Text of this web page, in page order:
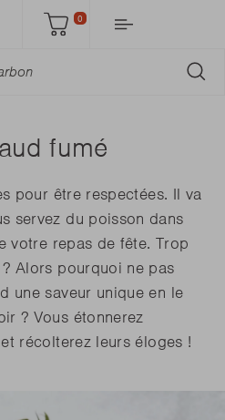
Panier
0
fumé
pour être respectées. Il va
servez du poisson dans
votre repas de fête. Trop
Alors pourquoi ne pas
une saveur unique en le
? Vous étonnerez
récolterez leurs éloges !